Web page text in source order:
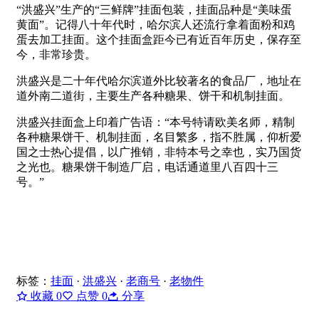
“洪盛兴”生产的“三鲜牌”挂面包装，挂面品种是“美味蛋
黄面”。记得八十年代时，哈尔滨人还流行拿着面粉和鸡
蛋去加工挂面。这个挂面盒距今已有近百年历史，保存至
今，非常珍贵。
洪盛兴是二十年代哈尔滨道外比较著名的食品厂，地址在
道外南二道街，主要生产各种糖果、饼干和机制挂面。
洪盛兴挂面盒上印着广告语：“本号特请欧美名师，精制
各种糖果饼干、机制挂面，名目繁多，指不胜属，仰析爱
国之士热心提倡，以广推销，非特本号之幸也，实乃国货
之光也。糖果饼干制造厂启，电话通道里八百四十三
号。”
标签： 挂面 · 洪盛兴 · 老商号 · 老物件
收藏 0 点赞 0 分享